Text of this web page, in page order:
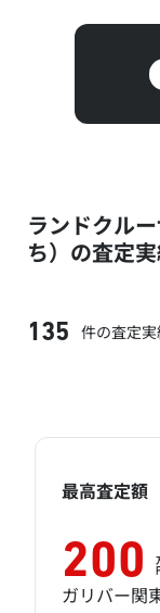
ランドクル
ち）の査定
135 件の査定実
最高査定額
200
ガリバー関